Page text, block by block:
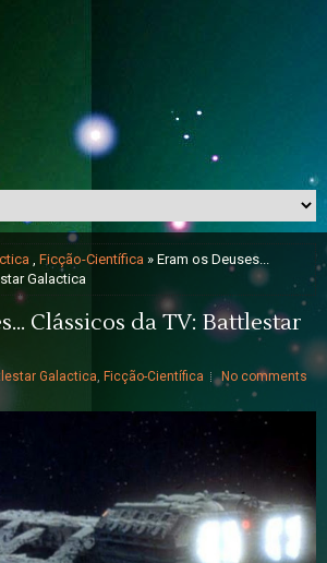
, Ficção-Científica » Eram os Deuses...
Galactica
Clássicos da TV: Battlestar
Galactica, Ficção-Científica No comments